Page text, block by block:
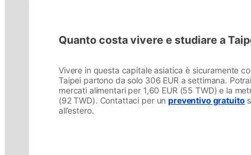
Quanto costa vivere e studiare a
Vivere in questa capitale asiatica è sicuramente
Taipei partono da solo 306 EUR a settimana.
mercati alimentari per 1,60 EUR (55 TWD) e la
(92 TWD). Contattaci per unpreventivo gratuito
all’estero.